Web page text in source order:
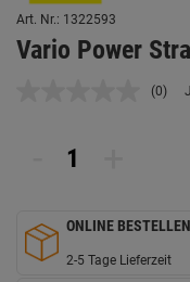
Art. Nr.: 1322593
Vario Power
Kein
(0)
ONLINE
2-5 Tage Lieferzeit